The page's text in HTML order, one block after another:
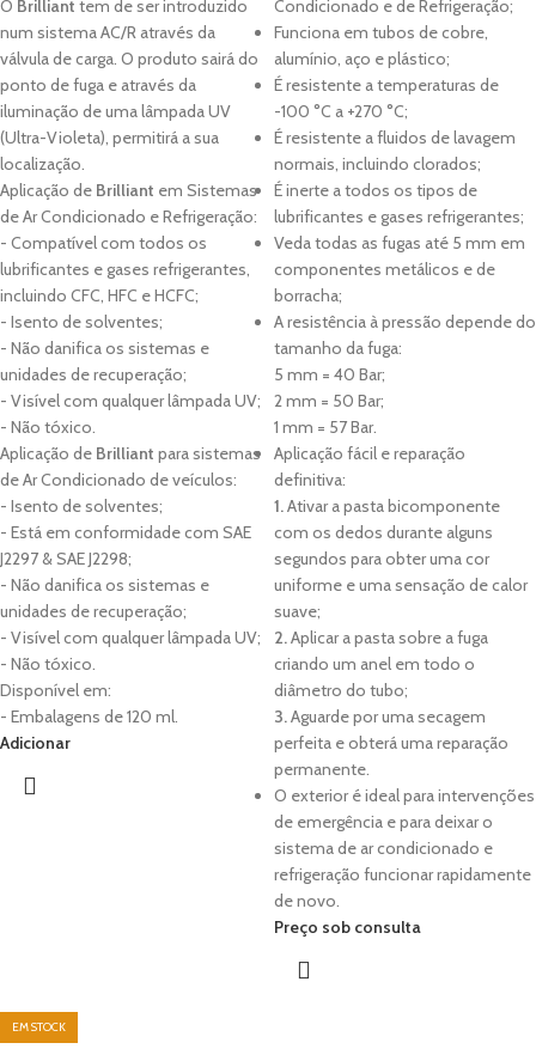
O Brilliant tem de ser introduzido
num sistema AC/R através da
válvula de carga. O produto sairá do
ponto de fuga e através da
iluminação de uma lâmpada UV
(Ultra-Violeta), permitirá a sua
localização.
Aplicação de Brilliant em Sistemas
de Ar Condicionado e Refrigeração:
- Compatível com todos os
lubrificantes e gases refrigerantes,
incluindo CFC, HFC e HCFC;
- Isento de solventes;
- Não danifica os sistemas e
unidades de recuperação;
- Visível com qualquer lâmpada UV;
- Não tóxico.
Aplicação de Brilliant para sistemas
de Ar Condicionado de veículos:
- Isento de solventes;
- Está em conformidade com SAE
J2297 & SAE J2298;
- Não danifica os sistemas e
unidades de recuperação;
- Visível com qualquer lâmpada UV;
- Não tóxico.
Disponível em:
- Embalagens de 120 ml.
Adicionar
Condicionado e de Refrigeração;
Funciona em tubos de cobre,
alumínio, aço e plástico;
É resistente a temperaturas de
-100 °C a +270 °C;
É resistente a fluidos de lavagem
normais, incluindo clorados;
É inerte a todos os tipos de
lubrificantes e gases refrigerantes;
Veda todas as fugas até 5 mm em
componentes metálicos e de
borracha;
A resistência à pressão depende do
tamanho da fuga:
5 mm = 40 Bar;
2 mm = 50 Bar;
1 mm = 57 Bar.
Aplicação fácil e reparação
definitiva:
1.Ativar a pasta bicomponente
com os dedos durante alguns
segundos para obter uma cor
uniforme e uma sensação de calor
suave;
2.Aplicar a pasta sobre a fuga
criando um anel em todo o
diâmetro do tubo;
3.Aguarde por uma secagem
perfeita e obterá uma reparação
permanente.
O exterior é ideal para intervenções
de emergência e para deixar o
sistema de ar condicionado e
refrigeração funcionar rapidamente
de novo.
Preço sob consulta